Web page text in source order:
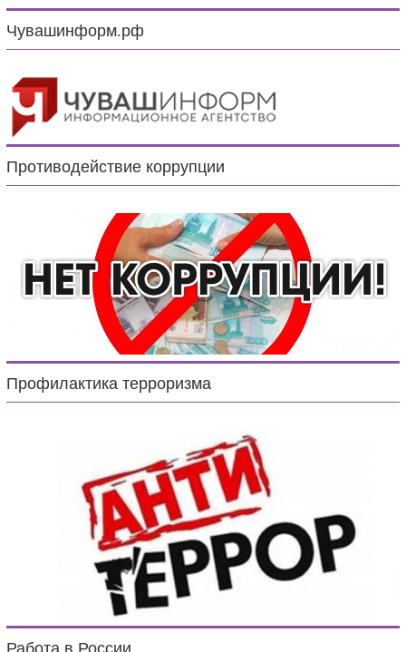
Чувашинформ.рф
Противодействие коррупции
Профилактика терроризма